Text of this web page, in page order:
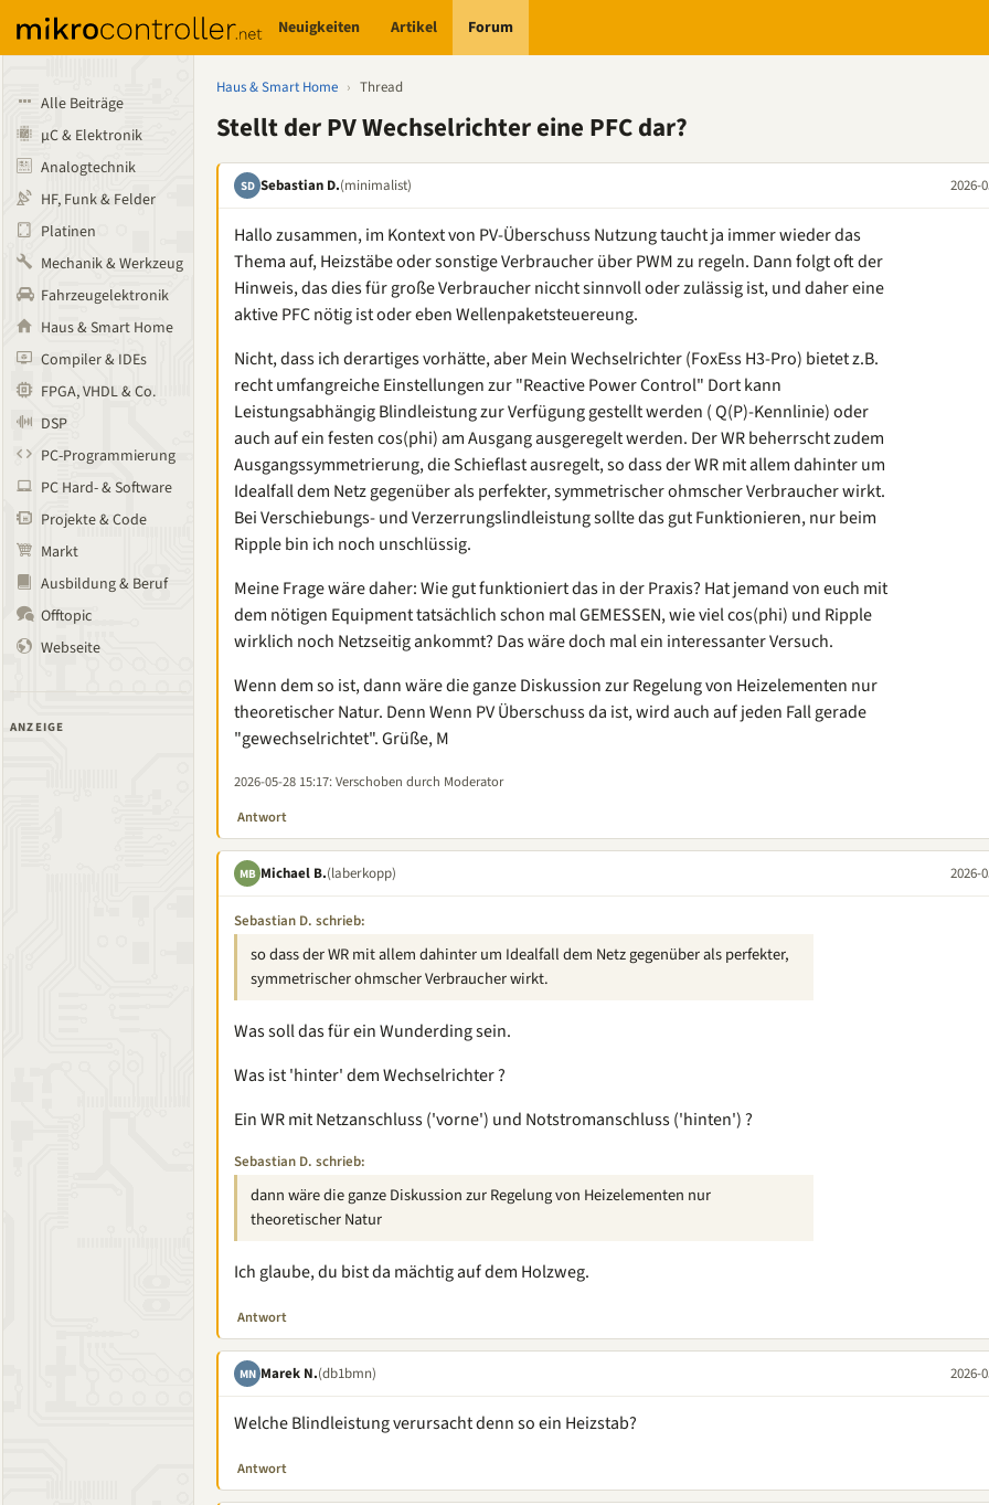
Neuigkeiten Artikel Forum
Alle Beiträge
µC & Elektronik
Analogtechnik
HF, Funk & Felder
Platinen
Mechanik & Werkzeug
Fahrzeugelektronik
Haus & Smart Home
Compiler & IDEs
FPGA, VHDL & Co.
DSP
PC-Programmierung
PC Hard- & Software
Projekte & Code
Markt
Ausbildung & Beruf
Offtopic
Webseite
ANZEIGE
Haus & Smart Home › Thread
Stellt der PV Wechselrichter eine PFC dar?
SD Sebastian D.(minimalist) 2026-
Hallo zusammen, im Kontext von PV-Überschuss Nutzung taucht ja immer wieder das
Thema auf, Heizstäbe oder sonstige Verbraucher über PWM zu regeln. Dann folgt oft der
Hinweis, das dies für große Verbraucher niccht sinnvoll oder zulässig ist, und daher eine
aktive PFC nötig ist oder eben Wellenpaketsteuereung.
Nicht, dass ich derartiges vorhätte, aber Mein Wechselrichter (FoxEss H3-Pro) bietet z.B.
recht umfangreiche Einstellungen zur "Reactive Power Control" Dort kann
Leistungsabhängig Blindleistung zur Verfügung gestellt werden ( Q(P)-Kennlinie) oder
auch auf ein festen cos(phi) am Ausgang ausgeregelt werden. Der WR beherrscht zudem
Ausgangssymmetrierung, die Schieflast ausregelt, so dass der WR mit allem dahinter um
Idealfall dem Netz gegenüber als perfekter, symmetrischer ohmscher Verbraucher wirkt.
Bei Verschiebungs- und Verzerrungslindleistung sollte das gut Funktionieren, nur beim
Ripple bin ich noch unschlüssig.
Meine Frage wäre daher: Wie gut funktioniert das in der Praxis? Hat jemand von euch mit
dem nötigen Equipment tatsächlich schon mal GEMESSEN, wie viel cos(phi) und Ripple
wirklich noch Netzseitig ankommt? Das wäre doch mal ein interessanter Versuch.
Wenn dem so ist, dann wäre die ganze Diskussion zur Regelung von Heizelementen nur
theoretischer Natur. Denn Wenn PV Überschuss da ist, wird auch auf jeden Fall gerade
"gewechselrichtet". Grüße, M
2026-05-28 15:17: Verschoben durch Moderator
Antwort
MB Michael B.(laberkopp) 2026-
Sebastian D. schrieb:
so dass der WR mit allem dahinter um Idealfall dem Netz gegenüber als perfekter,
symmetrischer ohmscher Verbraucher wirkt.
Was soll das für ein Wunderding sein.
Was ist 'hinter' dem Wechselrichter ?
Ein WR mit Netzanschluss ('vorne') und Notstromanschluss ('hinten') ?
Sebastian D. schrieb:
dann wäre die ganze Diskussion zur Regelung von Heizelementen nur
theoretischer Natur
Ich glaube, du bist da mächtig auf dem Holzweg.
Antwort
MN Marek N.(db1bmn) 2026-
Welche Blindleistung verursacht denn so ein Heizstab?
Antwort